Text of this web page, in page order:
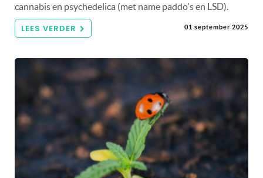
cannabis en psychedelica (met name paddo's en LSD).
LEES VERDER 01 september 2025